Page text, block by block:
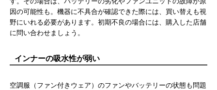
因の可能性も。機器に不具合が確認できた際には、買い替えも視
野にいれる必要があります。初期不良の場合には、購入した店舗
に問い合わせましょう。
インナーの吸水性が弱い
空調服（ファン付きウェア）のファンやバッテリーの状態も問題